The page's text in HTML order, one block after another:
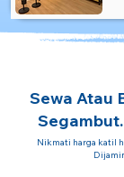
Sewa Atau
Nikmati harga katil